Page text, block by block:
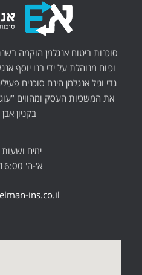
וכיום מנוהלת על ידי בנו יוסף
גדי וגיל אנגלמן הינם סוכנים
את המשכיות העסק ומהווים
בקניון
ימים
א'-ה' 08:30-16:00
ins.co.il